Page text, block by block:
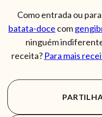
Como entrada ou
batata-doce com
ninguém
receita? Para mais